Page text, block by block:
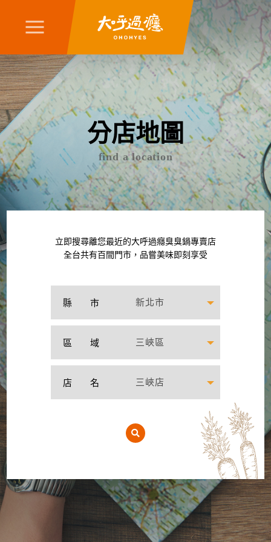
分店地圖
find a location
立即搜尋離您最近的大呼過癮臭臭鍋專賣店
全台共有百間門市，品嘗美味即刻享受
縣 市 新北市
新北市
基隆市
桃園市
新竹市
台中市
南投縣
區 域 三峽區
三峽區
新莊區
板橋區
新店區
土城區
泰山區
店 名 三峽店
三峽店